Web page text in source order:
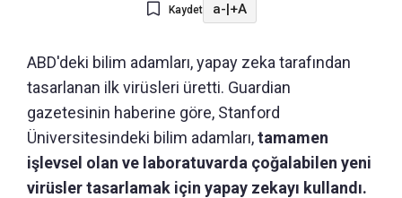
Kaydet a-|+A
ABD'deki bilim adamları, yapay zeka tarafından
tasarlanan ilk virüsleri üretti. Guardian
gazetesinin haberine göre, Stanford
Üniversitesindeki bilim adamları,tamamen
işlevsel olan ve laboratuvarda çoğalabilen yeni
virüsler tasarlamak için yapay zekayı kullandı.